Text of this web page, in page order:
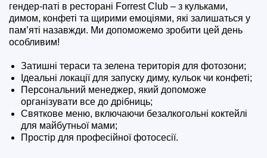
гендер-паті в ресторані Forrest Club – з кульками,
димом, конфеті та щирими емоціями, які залишаться у
пам’яті назавжди. Ми допоможемо зробити цей день
особливим!
Затишні тераси та зелена територія для фотозони;
Ідеальні локації для запуску диму, кульок чи конфеті;
Персональний менеджер, який допоможе
організувати все до дрібниць;
Святкове меню, включаючи безалкогольні коктейлі
для майбутньої мами;
Простір для професійної фотосесії.